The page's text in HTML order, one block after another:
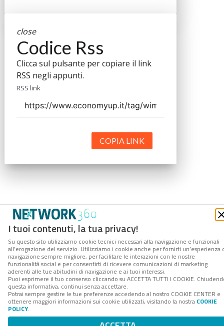
I tuoi contenuti, la tua privacy!
Su questo sito utilizziamo cookie tecnici necessari alla navigazione e funzionali
all’erogazione del servizio. Utilizziamo i cookie anche per fornirti un’esperienza
navigazione sempre migliore, per facilitare le interazioni con le nostre
funzionalità social e per consentirti di ricevere comunicazioni di marketing
aderenti alle tue abitudini di navigazione e ai tuoi interessi.
Puoi esprimere il tuo consenso cliccando su ACCETTA TUTTI I COOKIE.
questa informativa, continui senza accettare.
Potrai sempre gestire le tue preferenze accedendo al nostro COOKIE CENTER e
ottenere maggiori informazioni sui cookie utilizzati, visitando la nostra COOKIE
POLICY.
close
Codice Rss
Clicca sul pulsante per copiare il link
RSS negli appunti.
RSS link
COPIA LINK